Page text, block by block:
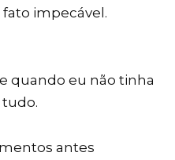
impecável.
quando eu não tinha
tudo.
antes